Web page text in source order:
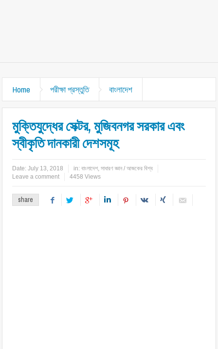
Home পরীক্ষা প্রস্তুতি বাংলাদেশ
মুক্তিযুদ্ধের সেক্টর, মুজিবনগর সরকার এবং
স্বীকৃতি দানকারী দেশসমূহ
Date:July 13, 2018 in:বাংলাদেশ,সাধারণ জ্ঞান / আজকের বিশ্ব
Leave a comment
4458 Views
share